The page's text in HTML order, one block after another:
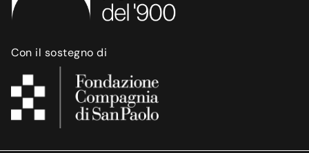
Con il sostegno di